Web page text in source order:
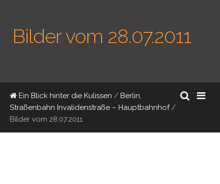
Bilder vom 28.07.2011
Ein Blick hinter die Kulissen / Berlin,
Straßenbahn Invalidenstraße – Hauptbahnhof/
Bilder vom 28.07.2011